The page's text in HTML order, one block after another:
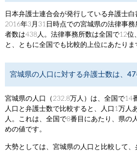
日本弁護士連合会が発行している弁護士白
2016年3月31日時点での宮城県の法律事
者数は438人。法律事務所数は全国で12位
と、ともに全国でも比較的上位にあたりま
宮城県の人口に対する弁護士数は、
宮城県の人口（232.8万人）は、全国で14
人口と弁護士数で比較すると、人口1万人
人。これは、全国で8番目にあたり、県の
めの値です。
大勢としては、宮城県の人口と比較して